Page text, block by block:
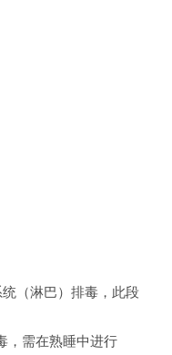
（淋巴）排毒，此段
，需在熟睡中进行